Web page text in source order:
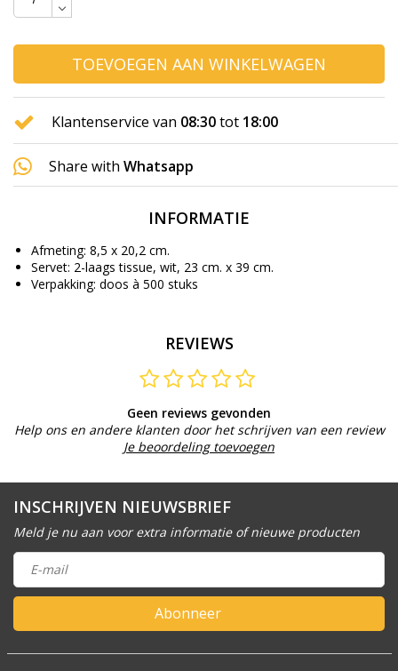
TOEVOEGEN AAN WINKELWAGEN
Klantenservice van 08:30tot 18:00
Share with Whatsapp
INFORMATIE
Afmeting: 8,5 x 20,2 cm.
Servet: 2-laags tissue, wit, 23 cm. x 39 cm.
Verpakking: doos à 500 stuks
REVIEWS
Geen reviews gevonden
Help ons en andere klanten door het schrijven van een review
Je beoordeling toevoegen
INSCHRIJVEN NIEUWSBRIEF
Meld je nu aan voor extra informatie of nieuwe producten
Abonneer